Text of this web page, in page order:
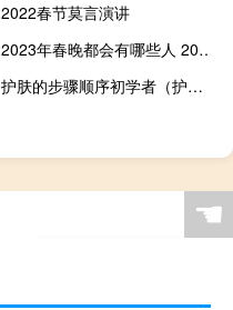
2022春节莫言演讲
2023年春晚都会有哪些人 2023年春晚主创团队官宣
护肤的步骤顺序初学者（护肤的步骤）
☚